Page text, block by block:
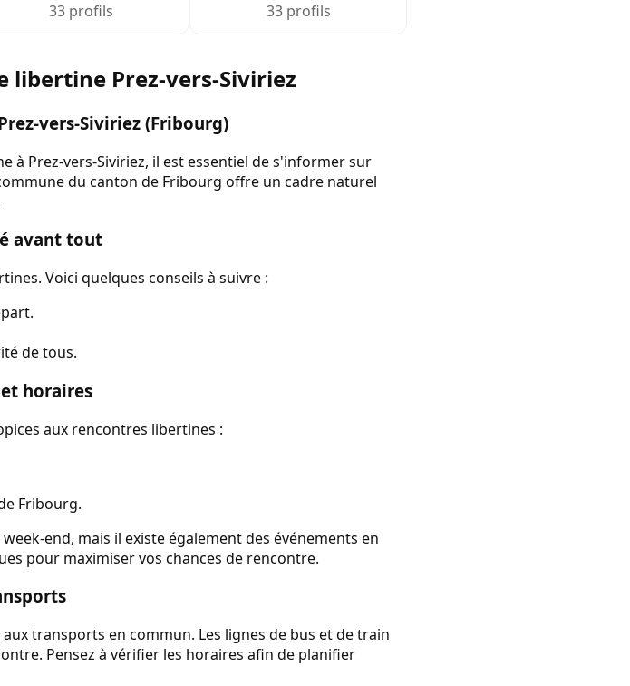
33 profils 33 profils
libertine Prez-vers-Siviriez
vers-Siviriez (Fribourg)
à Prez-vers-Siviriez, il est essentiel de s'informer sur
du canton de Fribourg offre un cadre naturel
avant tout
Voici quelques conseils à suivre :
de tous.
horaires
aux rencontres libertines :
Fribourg.
end, mais il existe également des événements en
pour maximiser vos chances de rencontre.
transports en commun. Les lignes de bus et de train
Pensez à vérifier les horaires afin de planifier